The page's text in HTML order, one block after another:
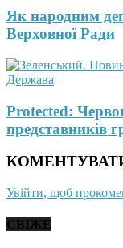
Як народним
Верховної Ради
Держава
Protected:
представників
Увійти, щоб
СВІЖЕ